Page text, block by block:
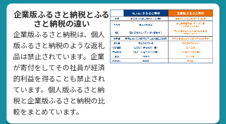
企業版ふるさと納税とふる
さと納税の違い
企業版ふるさと納税は、個人
版ふるさと納税のような返礼
品は禁止されています。企業
が寄付をしてその社員が経済
的利益を得ることも禁止され
ています。個人版ふるさと納
税と企業版ふるさと納税の比
較をまとめています。